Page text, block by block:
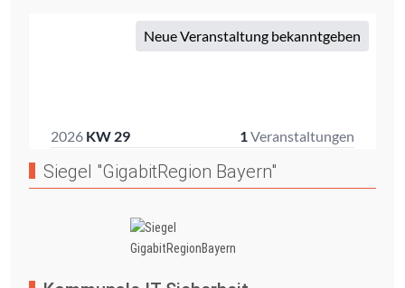
Siegel "GigabitRegion Bayern"